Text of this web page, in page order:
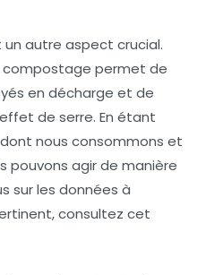
autre aspect crucial.
compostage permet de
en décharge et de
de serre. En étant
nous consommons et
pouvons agir de manière
sur les données à
consultez cet